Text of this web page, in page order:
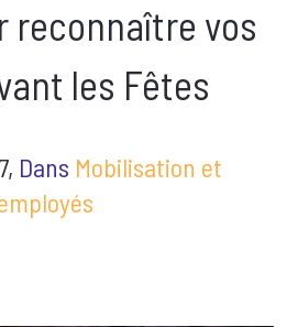
reconnaître vos
les Fêtes
Dans Mobilisation et